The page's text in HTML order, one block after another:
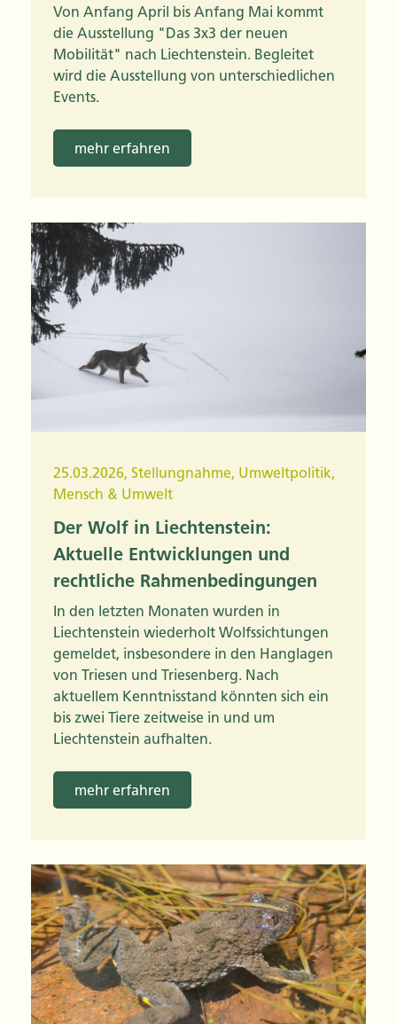
Von Anfang April bis Anfang Mai kommt
die Ausstellung "Das 3x3 der neuen
Mobilität" nach Liechtenstein. Begleitet
wird die Ausstellung von unterschiedlichen
Events.
mehr erfahren
25.03.2026, Stellungnahme, Umweltpolitik,
Mensch & Umwelt
Der Wolf in Liechtenstein:
Aktuelle Entwicklungen und
rechtliche Rahmenbedingungen
In den letzten Monaten wurden in
Liechtenstein wiederholt Wolfssichtungen
gemeldet, insbesondere in den Hanglagen
von Triesen und Triesenberg. Nach
aktuellem Kenntnisstand könnten sich ein
bis zwei Tiere zeitweise in und um
Liechtenstein aufhalten.
mehr erfahren